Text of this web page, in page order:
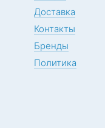
Доставка
Контакты
Бренды
Политика